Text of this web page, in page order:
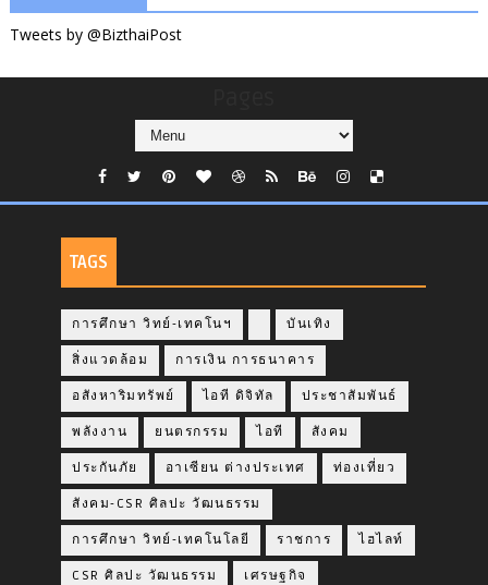
Tweets by @BizthaiPost
TAGS
การศึกษา วิทย์-เทคโนฯ บันเทิง
สิ่งแวดล้อม การเงิน การธนาคาร
อสังหาริมทรัพย์ ไอที ดิจิทัล ประชาสัมพันธ์
พลังงาน ยนตรกรรม ไอที สังคม
ประกันภัย อาเซียน ต่างประเทศ ท่องเที่ยว
สังคม-CSR ศิลปะ วัฒนธรรม
การศึกษา วิทย์-เทคโนโลยี ราชการ ไฮไลท์
CSR ศิลปะ วัฒนธรรม เศรษฐกิจ